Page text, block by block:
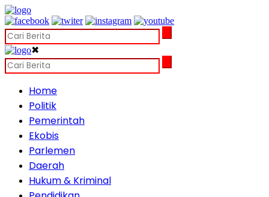
✖
Home
Politik
Pemerintah
Ekobis
Parlemen
Daerah
Hukum & Kriminal